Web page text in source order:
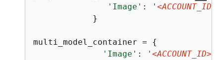
'Image' : ' <ACCOUNT_ID>
            }
multi_model_container = {
'Image' : ' <ACCOUNT_ID>